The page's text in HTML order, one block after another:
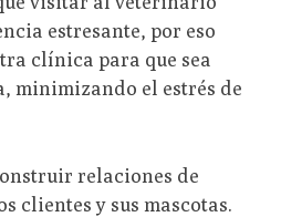
estresante, por eso
clínica para que sea
minimizando el estrés de
relaciones de
clientes y sus mascotas.